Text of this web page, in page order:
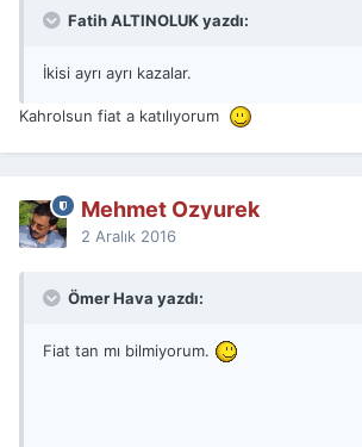
Fatih ALTINOLUK yazdı:
İkisi ayrı ayrı kazalar.
Kahrolsun fiat a katılıyorum
Mehmet Ozyurek
2 Aralık 2016
Ömer Hava yazdı:
Fiat tan mı bilmiyorum.